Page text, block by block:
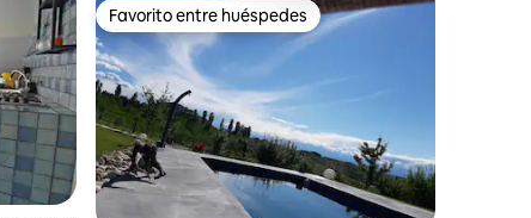
Favorito entre huéspedes
Favorito entre huéspedes